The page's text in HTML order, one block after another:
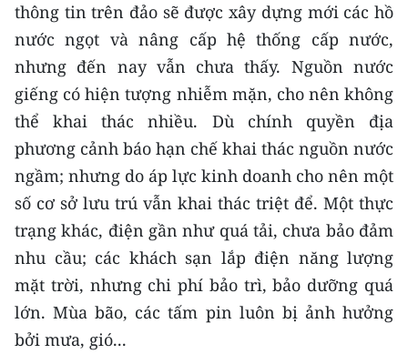
TIN MỚI
TIN ĐỊA PHƯƠNG
Trung du và miền núi phía Bắc
Đồng bằng sông Hồng
Bắc Trung Bộ
Duyên hải Nam Trung Bộ và Tây
Nguyên
Đông Nam Bộ
Đồng bằng sông Cửu Long
thông tin trên đảo sẽ được xây dựng mới các hồ
nước ngọt và nâng cấp hệ thống cấp nước,
nhưng đến nay vẫn chưa thấy. Nguồn nước
giếng có hiện tượng nhiễm mặn, cho nên không
thể khai thác nhiều. Dù chính quyền địa
phương cảnh báo hạn chế khai thác nguồn nước
ngầm; nhưng do áp lực kinh doanh cho nên một
số cơ sở lưu trú vẫn khai thác triệt để. Một thực
trạng khác, điện gần như quá tải, chưa bảo đảm
nhu cầu; các khách sạn lắp điện năng lượng
mặt trời, nhưng chi phí bảo trì, bảo dưỡng quá
lớn. Mùa bão, các tấm pin luôn bị ảnh hưởng
bởi mưa, gió...